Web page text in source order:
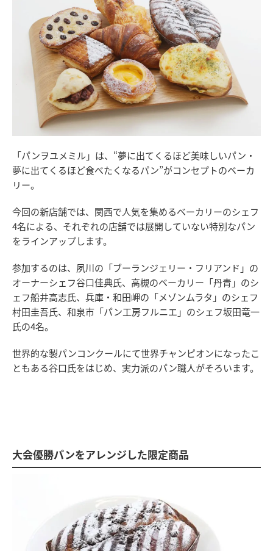
「パンヲユメミル」は、“夢に出てくるほど美味しいパン・
夢に出てくるほど食べたくなるパン”がコンセプトのベーカ
リー。
今回の新店舗では、関西で人気を集めるベーカリーのシェフ
4名による、それぞれの店舗では展開していない特別なパン
をラインアップします。
参加するのは、夙川の「ブーランジェリー・フリアンド」の
オーナーシェフ谷口佳典氏、高槻のベーカリー「丹青」のシ
ェフ船井高志氏、兵庫・和田岬の「メゾンムラタ」のシェフ
村田圭吾氏、和泉市「パン工房フルニエ」のシェフ坂田竜一
氏の4名。
世界的な製パンコンクールにて世界チャンピオンになったこ
ともある谷口氏をはじめ、実力派のパン職人がそろいます。
大会優勝パンをアレンジした限定商品